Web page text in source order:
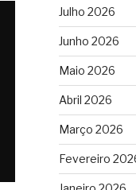
Julho 2026
Junho 2026
Maio 2026
Abril 2026
Março 2026
Fevereiro